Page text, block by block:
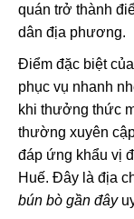
quán trở thành
dân địa phương.
Điểm đặc biệt
phục vụ nhanh
khi thưởng thức
thường xuyên
đáp ứng khẩu vị
Huế. Đây là địa
bún bò gần đây